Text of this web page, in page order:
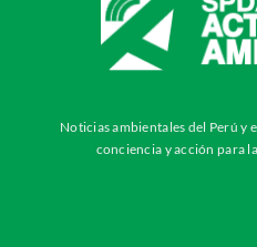
Noticias ambientales del Perú y
conciencia y acción para